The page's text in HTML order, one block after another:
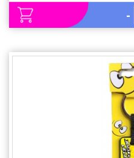
Névnapi ajándékok -